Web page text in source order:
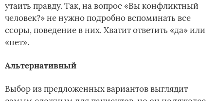
утаить правду. Так, на вопрос «Вы конфликтный
человек?» не нужно подробно вспоминать все
ссоры, поведение в них. Хватит ответить «да» или
«нет».
Альтернативный
Выбор из предложенных вариантов выглядит